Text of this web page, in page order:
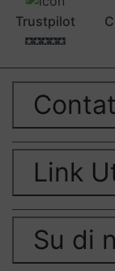
Trustpilot
Link
Su di